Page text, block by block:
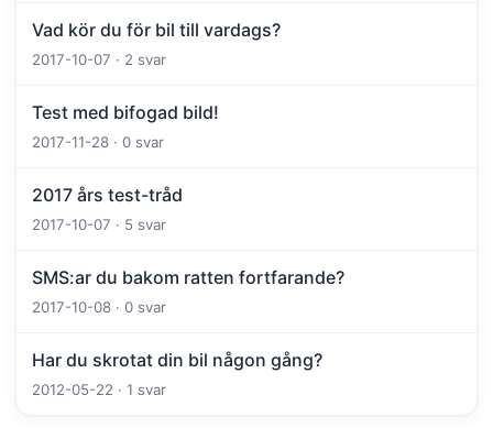
Vad kör du för bil till vardags?
2017-10-07 · 2 svar
Test med bifogad bild!
2017-11-28 · 0 svar
2017 års test-tråd
2017-10-07 · 5 svar
SMS:ar du bakom ratten fortfarande?
2017-10-08 · 0 svar
Har du skrotat din bil någon gång?
2012-05-22 · 1 svar